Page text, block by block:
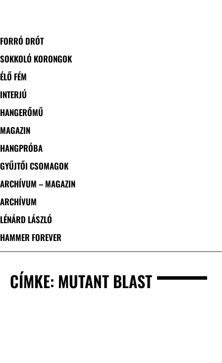
FORRÓ DRÓT
SOKKOLÓ KORONGOK
ÉLŐ FÉM
INTERJÚ
HANGERŐMŰ
MAGAZIN
HANGPRÓBA
GYŰJTŐI CSOMAGOK
ARCHÍVUM – MAGAZIN
ARCHÍVUM
LÉNÁRD LÁSZLÓ
HAMMER FOREVER
CÍMKE: MUTANT BLAST